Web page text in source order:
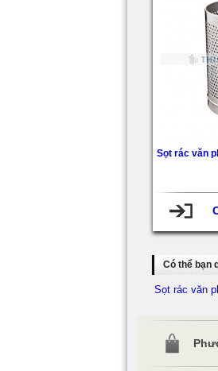
Sọt rác văn
Có thể bạn
Sọt rác văn